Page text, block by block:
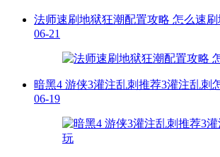
法师速刷地狱狂潮配置攻略 怎么速刷
06-21
暗黑4 游侠3灌注乱刺推荐3灌注乱刺
06-19